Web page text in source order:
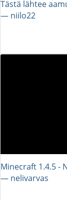
Tästä lähtee
― niilo22
Minecraft 1.4.5 -
― nelivarvas